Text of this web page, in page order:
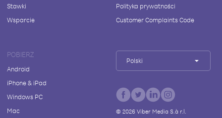
Stawki
Wsparcie
Polityka prywatności
Customer Complaints Code
POBIERZ
Android
iPhone & iPad
Windows PC
Mac
Polski
© 2026Viber Media S.à r.l.